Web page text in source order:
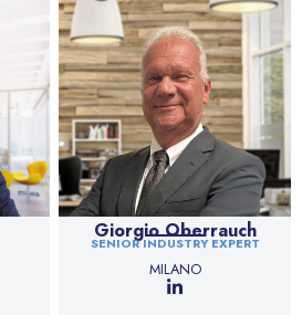
Giorgio Oberrauch
SENIOR INDUSTRY EXPERT
MILANO